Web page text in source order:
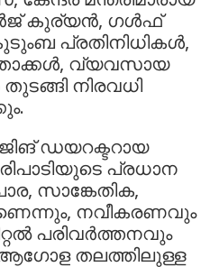
കുര്യന്‍, ഗള്‍ഫ്
പ്രതിനിധികള്‍,
വ്യവസായ
നിരവധി
ഡയറക്ടറായ
പ്രധാന
സാങ്കേതിക,
നവീകരണവും
പരിവര്‍ത്തനവും
ആഗോള തലത്തിലുള്ള